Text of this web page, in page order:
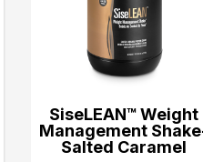
SiseLEAN™ Weight
Management
Salted Caramel